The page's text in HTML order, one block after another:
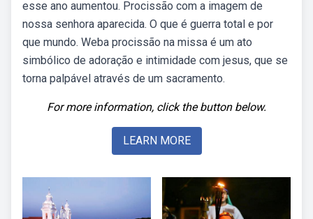
esse ano aumentou. Procissão com a imagem de
nossa senhora aparecida. O que é guerra total e por
que mundo. Weba procissão na missa é um ato
simbólico de adoração e intimidade com jesus, que se
torna palpável através de um sacramento.
For more information, click the button below.
LEARN MORE